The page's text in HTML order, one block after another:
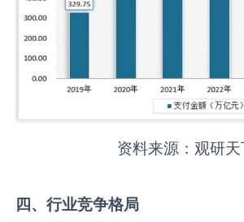
资料来源：观研
四、行业竞争格局